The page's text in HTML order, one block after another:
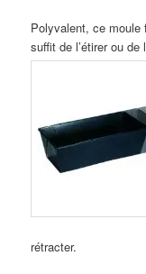
Polyvalent, ce moule
suffit de l’étirer ou de
rétracter.